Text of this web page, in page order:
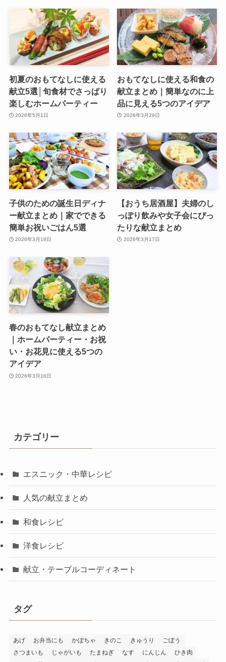
初夏のおもてなしに使える
献立5選│旬食材でさっぱり
楽しむホームパーティー
2026年5月1日
おもてなしに使える和食の
献立まとめ｜簡単なのに上
品に見える5つのアイデア
2026年3月29日
子供のための誕生日ディナ
ー献立まとめ｜家でできる
簡単お祝いごはん5選
2026年3月18日
【おうち居酒屋】夫婦のし
っぽり飲みや女子会にぴっ
たりな献立まとめ
2026年3月17日
春のおもてなし献立まとめ
｜ホームパーティー・お祝
い・お花見に使える5つの
アイデア
2026年3月16日
カテゴリー
エスニック・中華レシピ
人気の献立まとめ
和食レシピ
洋食レシピ
献立・テーブルコーディネート
タグ
あげ お弁当にも かぼちゃ きのこ きゅうり
ごぼう
さつまいも
じゃがいも たまねぎ なす にんじん
ひき肉